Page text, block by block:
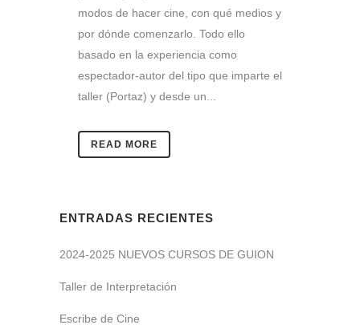
modos de hacer cine, con qué medios y
por dónde comenzarlo. Todo ello
basado en la experiencia como
espectador-autor del tipo que imparte el
taller (Portaz) y desde un...
READ MORE
ENTRADAS RECIENTES
2024-2025 NUEVOS CURSOS DE GUION
Taller de Interpretación
Escribe de Cine